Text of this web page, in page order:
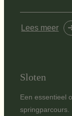
Lees meer
Sloten
Een essentieel
springparcours.